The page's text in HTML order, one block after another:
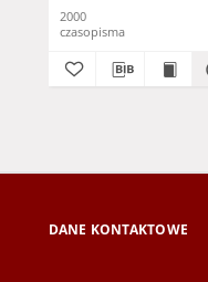
2000
czasopisma
DANE KONTAKTOWE